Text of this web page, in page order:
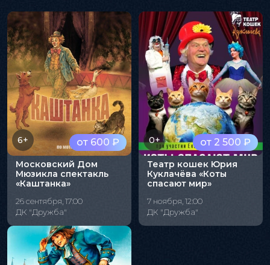
от 600 ₽
6+
Московский Дом
Мюзикла спектакль
«Каштанка»
26 сентября, 17:00
ДК "Дружба"
от 2 500 ₽
0+
Театр кошек Юрия
Куклачёва «Коты
спасают мир»
7 ноября, 12:00
ДК "Дружба"